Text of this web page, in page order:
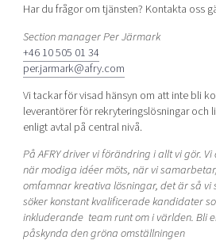
Har du frågor om tjänsten? Kontakta oss
Section manager Per Järmark
+46 10 505 01 34
per.jarmark@afry.com
Vi tackar för visad hänsyn om att inte bli
leverantörer för rekryteringslösningar och
enligt avtal på central nivå.
På AFRY driver vi förändring i allt vi gör.
när modiga idéer möts, när vi
omfamnar kreativa lösningar, det är så vi
söker konstant kvalificerade kandidater
inkluderande team runt om i världen. Bli
påskynda den gröna omställningen